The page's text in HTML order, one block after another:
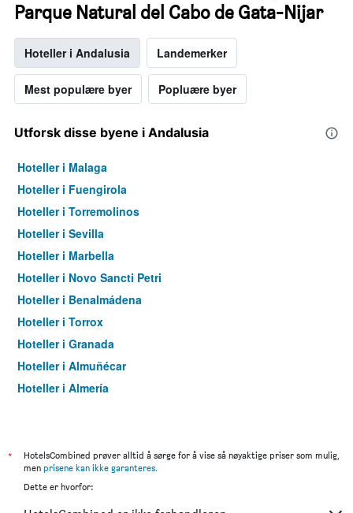
Parque Natural del Cabo de Gata-Nijar
Hoteller i Andalusia Landemerker
Mest populære byer Popluære byer
Utforsk disse byene i Andalusia
Hoteller i Malaga
Hoteller i Fuengirola
Hoteller i Torremolinos
Hoteller i Sevilla
Hoteller i Marbella
Hoteller i Novo Sancti Petri
Hoteller i Benalmádena
Hoteller i Torrox
Hoteller i Granada
Hoteller i Almuñécar
Hoteller i Almería
Hoteller i Cádiz
Hoteller i Estepona
*
HotelsCombined prøver alltid å sørge for å vise så nøyaktige priser som mulig,
men prisene kan ikke garanteres.
Dette er hvorfor: